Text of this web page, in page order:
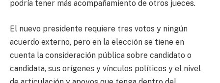
podría tener más acompañamiento de otros jueces.
El nuevo presidente requiere tres votos y ningún
acuerdo externo, pero en la elección se tiene en
cuenta la consideración pública sobre candidato o
candidata, sus orígenes y vínculos políticos y el nivel